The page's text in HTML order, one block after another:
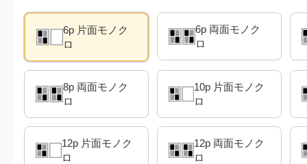
6p 片面モノク
ロ
6p 両面モノク
ロ
8p 両面モノク
ロ
10p 片面モノク
ロ
12p 片面モノク
ロ
12p 両面モノク
ロ